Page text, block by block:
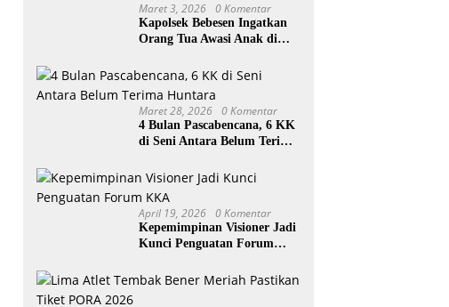
Maret 3, 2026 0 Komentar
Kapolsek Bebesen Ingatkan
Orang Tua Awasi Anak di
Maret 28, 2026 0 Komentar
4 Bulan Pascabencana, 6 KK
di Seni Antara Belum Terima
April 19, 2026 0 Komentar
Kepemimpinan Visioner Jadi
Kunci Penguatan Forum